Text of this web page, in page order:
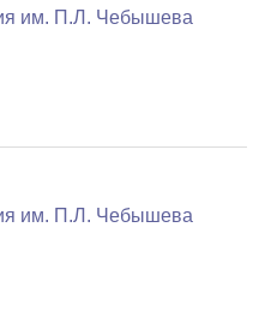
им. П.Л. Чебышева
им. П.Л. Чебышева